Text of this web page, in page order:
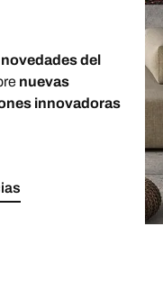
del
nuevas
innovadoras